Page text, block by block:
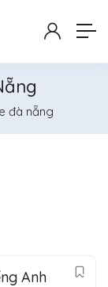
đà nẵng
Anh